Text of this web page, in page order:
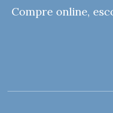
Compre online,